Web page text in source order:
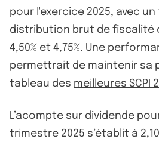
pour l'exercice 2025, avec
distribution brut de fiscalité
4,50% et 4,75%. Une
permettrait de maintenir sa
tableau des meilleures SCPI
L’acompte sur dividende
trimestre 2025 s’établit à